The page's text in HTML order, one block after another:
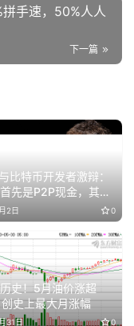
手速，50%人人
下一篇
比特币开发者激辩：
先是P2P现金，其次
黄金
2日 0
史！5月油价涨超
史上最大月涨幅
31日 0